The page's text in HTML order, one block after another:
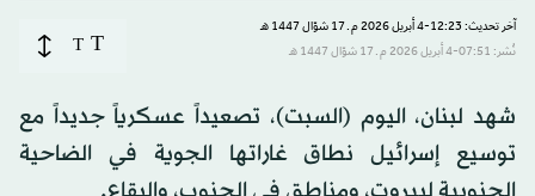
آخر تحديث: 12:23-4 أبريل 2026 م ـ 17 شوّال 1447 هـ
نُشر: 07:51-4 أبريل 2026 م ـ 17 شوّال 1447 هـ
T
T
شهد لبنان، اليوم (السبت)، تصعيداً عسكرياً جديداً مع
توسيع إسرائيل نطاق غاراتها الجوية في الضاحية